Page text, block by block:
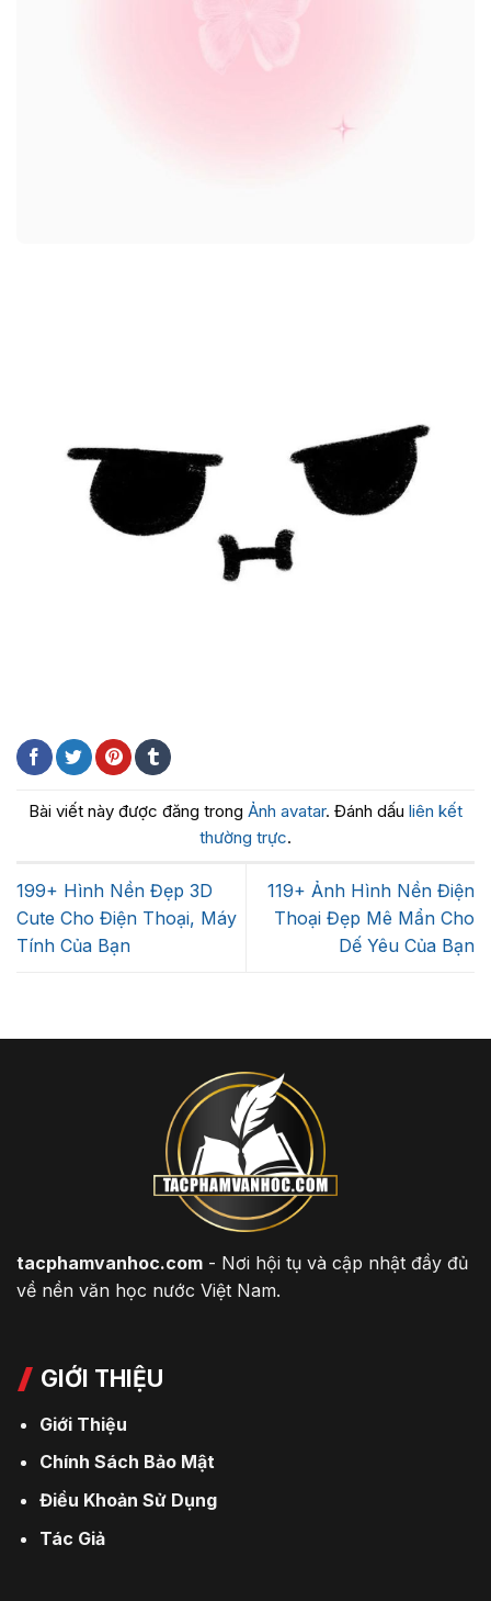
Bài viết này được đăng trong Ảnh avatar. Đánh dấu liên kết
thường trực.
199+ Hình Nền Đẹp 3D
Cute Cho Điện Thoại, Máy
Tính Của Bạn
119+ Ảnh Hình Nền Điện
Thoại Đẹp Mê Mẩn Cho
Dế Yêu Của Bạn
tacphamvanhoc.com - Nơi hội tụ và cập nhật đầy đủ
về nền văn học nước Việt Nam.
GIỚI THIỆU
Giới Thiệu
Chính Sách Bảo Mật
Điều Khoản Sử Dụng
Tác Giả